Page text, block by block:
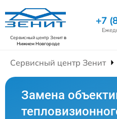
Сервисный центр Зенитв
Нижнем Новгороде
+7
Сервисный центр Зенит
Замена